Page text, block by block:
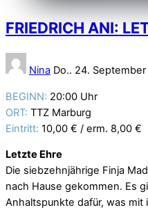
FRIEDRICH ANI:
Nina Do.. 24.
BEGINN: 20:00 Uhr
ORT: TTZ Marburg
Eintritt: 10,00 € / erm. 8,00 €
Letzte Ehre
Die siebzehnjährige Finja
nach Hause gekommen. Es
Anhaltspunkte dafür, was mit